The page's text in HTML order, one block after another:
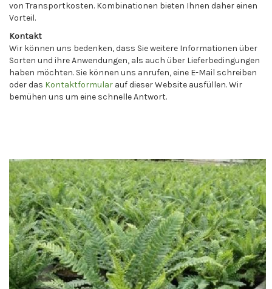
von Transportkosten. Kombinationen bieten Ihnen daher einen
Vorteil.
Kontakt
Wir können uns bedenken, dass Sie weitere Informationen über
Sorten und ihre Anwendungen, als auch über Lieferbedingungen
haben möchten. Sie können uns anrufen, eine E-Mail schreiben
oder das Kontaktformular auf dieser Website ausfüllen. Wir
bemühen uns um eine schnelle Antwort.